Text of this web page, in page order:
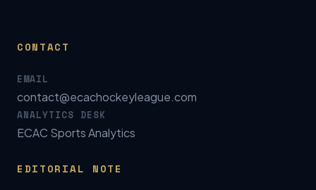
CONTACT
EMAIL
contact@ecachockeyleague.com
ANALYTICS DESK
ECAC Sports Analytics
EDITORIAL NOTE